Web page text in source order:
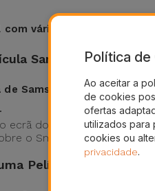
vários modelos
Samsung?
Samsung é muito
ecrã do seu Samsung está
o Smartphone
Película Samsung da
Política de
Ao aceitar a
de cookies
ofertas
utilizados para
cookies ou
privacidade.